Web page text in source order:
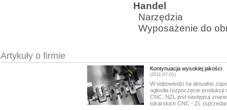
Handel
Narzędzia
Wyposażenie do
Artykuły o firmie
Kontynuacja wysokiej jakości
(2011-07-01)
W odpowiedzi na aktualne
ogłosiła rozpoczęcie
CNC. NZL jest następcą
tokarskich CNC - ZL